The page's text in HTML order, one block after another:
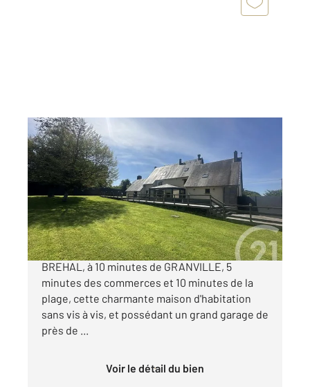
BREHAL 50
320 m2, 9 pièces
Ref : 42558
Maison à vendre
699 000 €
CENTURY 21 Royer Immo vous propose à
BREHAL, à 10 minutes de GRANVILLE, 5
minutes des commerces et 10 minutes de la
plage, cette charmante maison d'habitation
sans vis à vis, et possédant un grand garage de
près de ...
Voir le détail du bien